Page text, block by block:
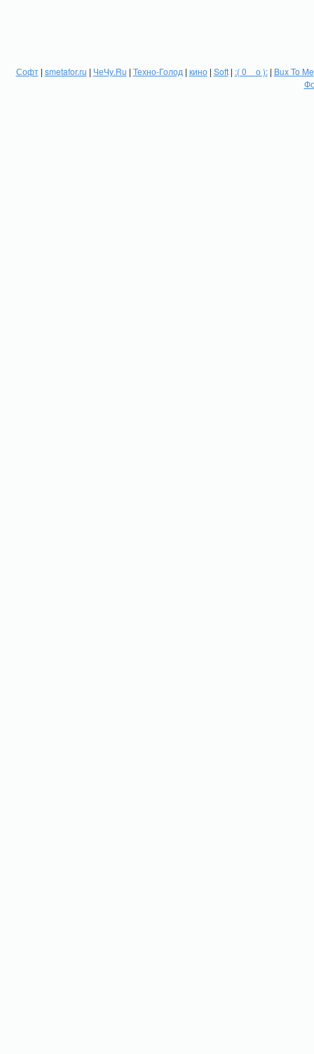
Софт| smetafor.ru | ЧеЧу.Ru | Техно-Голод | кино| Soft| :( 0 _ о ):| Bux To Me